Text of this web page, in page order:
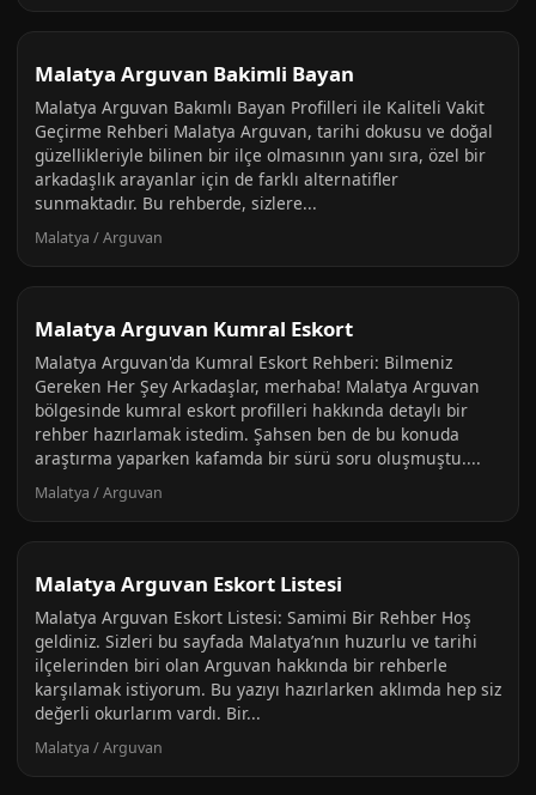
Malatya Arguvan Bakimli Bayan
Malatya Arguvan Bakımlı Bayan Profilleri ile Kaliteli Vakit
Geçirme Rehberi Malatya Arguvan, tarihi dokusu ve doğal
güzellikleriyle bilinen bir ilçe olmasının yanı sıra, özel bir
arkadaşlık arayanlar için de farklı alternatifler
sunmaktadır. Bu rehberde, sizlere...
Malatya / Arguvan
Malatya Arguvan Kumral Eskort
Malatya Arguvan'da Kumral Eskort Rehberi: Bilmeniz
Gereken Her Şey Arkadaşlar, merhaba! Malatya Arguvan
bölgesinde kumral eskort profilleri hakkında detaylı bir
rehber hazırlamak istedim. Şahsen ben de bu konuda
araştırma yaparken kafamda bir sürü soru oluşmuştu....
Malatya / Arguvan
Malatya Arguvan Eskort Listesi
Malatya Arguvan Eskort Listesi: Samimi Bir Rehber Hoş
geldiniz. Sizleri bu sayfada Malatya’nın huzurlu ve tarihi
ilçelerinden biri olan Arguvan hakkında bir rehberle
karşılamak istiyorum. Bu yazıyı hazırlarken aklımda hep siz
değerli okurlarım vardı. Bir...
Malatya / Arguvan